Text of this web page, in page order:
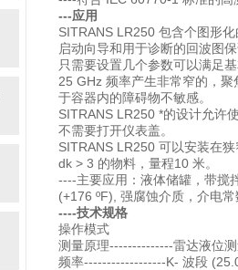
---应用
SITRANS LR250 包含个图形
启动向导和用于诊断的回波图
只需要设置几个参数可以满足基
25 GHz 频率产生非常窄的，
于容器内的障碍物不敏感。
SITRANS LR250 *的设计允许
不需要打开仪表盖。
SITRANS LR250 可以安装在
dk > 3 的物料，量程10 米。
----主要应用：液体储罐，带搅
(+176 ºF), 强腐蚀介质，介电
----技术规格
操作模式
测量原理--------------雷达液位
频率------------------K- 波段